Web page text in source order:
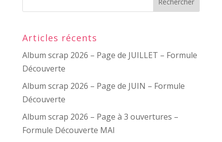
Articles récents
Album scrap 2026 – Page de JUILLET – Formule
Découverte
Album scrap 2026 – Page de JUIN – Formule
Découverte
Album scrap 2026 – Page à 3 ouvertures –
Formule Découverte MAI